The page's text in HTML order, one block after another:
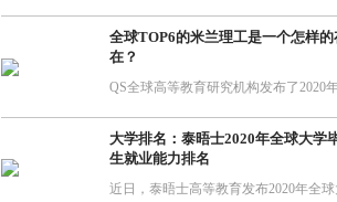
全球TOP6的米兰理工是一个怎样的
在？
大学排名：泰晤士2020年全球大学
生就业能力排名